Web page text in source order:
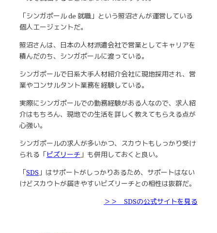
「シンガポール de 就職」という照沼さんが運営している
個人エージェントだ。
照沼さんは、日本の人材派遣会社で営業としてキャリアを
積んだのち、シンガポールに渡っている。
シンガポールで日系大手人材紹介会社に現地採用され、営
業やコンサルタント業務を経験している。
実際にシンガポールでの勤務経験がある人なので、求人紹
介はもちろん、現地での生活を詳しく教えてもらえる点が
心強い。
シンガポールの求人が多いかつ、スカウトもしっかり受け
られる「 ビズリーチ」も併用しておくと良い。
「 SDS」はサポートがしっかりあるため、サポートはない
けどスカウトが届きやすいビズリーチとの相性は抜群だ。
＞＞ SDSの公式サイトを見る